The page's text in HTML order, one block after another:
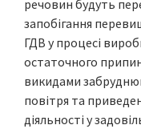
речовин будуть
запобігання
ГДВ у процесі
остаточного
викидами
повітря та
діяльності у